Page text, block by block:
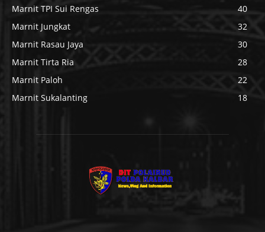
Marnit TPI Sui Rengas
40
Marnit Jungkat
32
Marnit Rasau Jaya
30
Marnit Tirta Ria
28
Marnit Paloh
22
Marnit Sukalanting
18